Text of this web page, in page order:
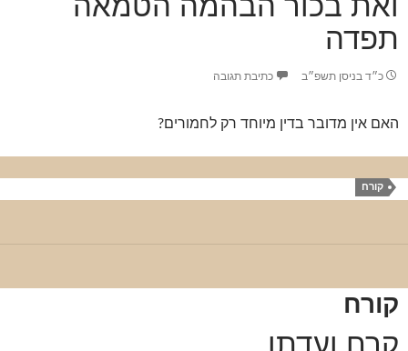
ואת בכור הבהמה הטמאה
תפדה
כ״ד בניסן תשפ״ב כתיבת תגובה
האם אין מדובר בדין מיוחד רק לחמורים?
קורח
קורח